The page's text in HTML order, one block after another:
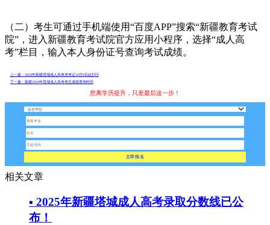
（二）考生可通过手机端使用“百度APP”搜索“新疆教育考试
院”，进入新疆教育考试院官方应用小程序，选择“成人高
考”栏目，输入本人身份证号查询考试成绩。
上一篇：2024年新疆塔城成人高考准考证10月9日起打印
下一篇：新疆2024年塔城成人高考考生成绩查询时间
您离学历提升，只差最后这一步！
立即报名
相关文章
▪ 2025年新疆塔城成人高考录取分数线已公
布！